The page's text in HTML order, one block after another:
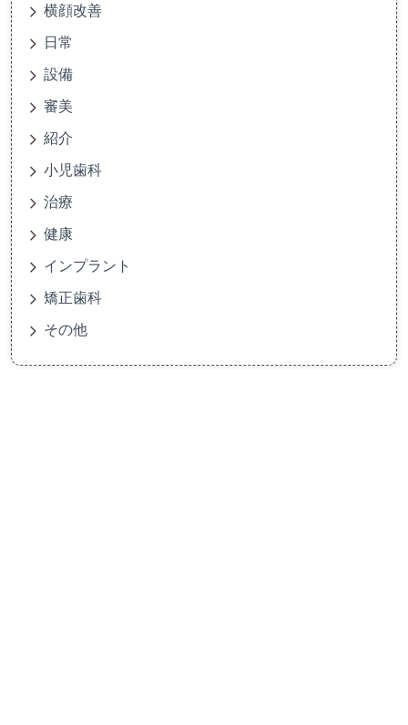
横顔改善
日常
設備
審美
紹介
小児歯科
治療
健康
インプラント
矯正歯科
その他